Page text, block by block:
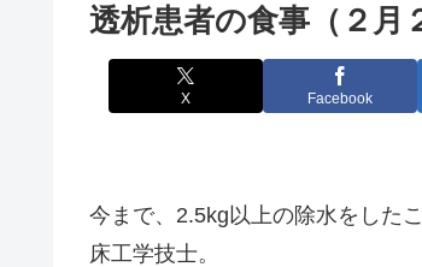
透析患者の食事（２月
X Facebook
今まで、2.5kg以上の除水をした
床工学技士。